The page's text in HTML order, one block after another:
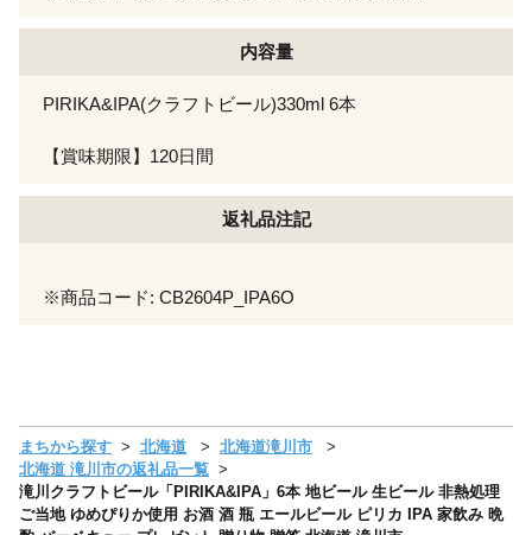
内容量
PIRIKA&IPA(クラフトビール)330ml 6本
【賞味期限】120日間
返礼品注記
※商品コード: CB2604P_IPA6O
まちから探す 北海道
北海道滝川市
北海道 滝川市の返礼品一覧
滝川クラフトビール「PIRIKA&IPA」6本 地ビール 生ビール 非熱処理
ご当地 ゆめぴりか使用 お酒 酒 瓶 エールビール ピリカ IPA 家飲み 晩